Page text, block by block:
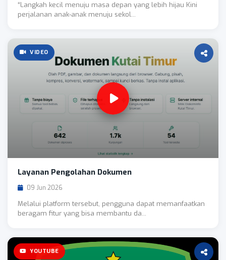
“Langkah kecil menuju masa depan yang lebih hijau Kini
perjalanan anak-anak menuju sekol...
VIDEO
Layanan Pengolahan Dokumen
09 Jun 2026
Melalui platform tersebut, pengguna dapat memanfaatkan
beragam fitur yang bisa membantu da...
YOUTUBE